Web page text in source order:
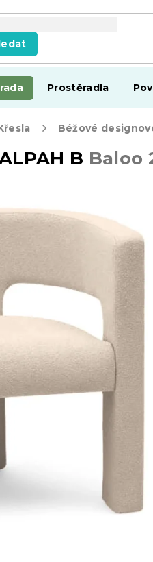
Prostěradla
B Baloo